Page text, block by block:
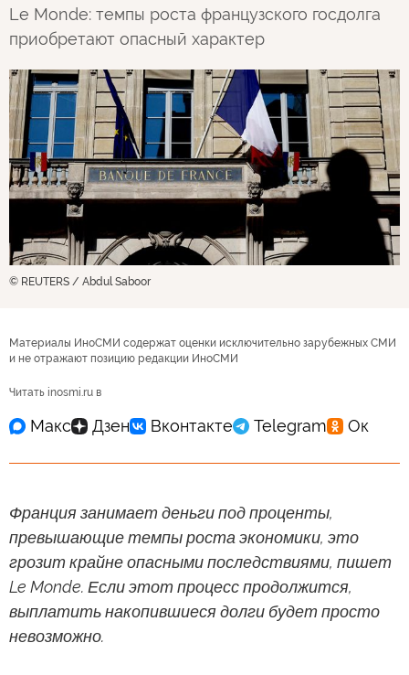
Le Monde: темпы роста французского госдолга
приобретают опасный характер
© REUTERS / Abdul Saboor
Материалы ИноСМИ содержат оценки исключительно зарубежных СМИ
и не отражают позицию редакции ИноСМИ
Читать inosmi.ru в
Франция занимает деньги под проценты,
превышающие темпы роста экономики, это
грозит крайне опасными последствиями, пишет
Le Monde. Если этот процесс продолжится,
выплатить накопившиеся долги будет просто
невозможно.